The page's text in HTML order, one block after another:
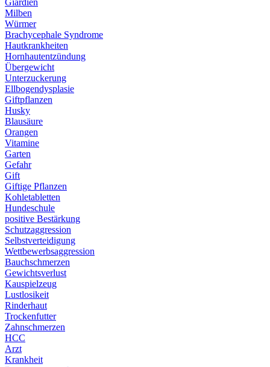
Giardien
Milben
Würmer
Brachycephale Syndrome
Hautkrankheiten
Hornhautentzündung
Übergewicht
Unterzuckerung
Ellbogendysplasie
Giftpflanzen
Husky
Blausäure
Orangen
Vitamine
Garten
Gefahr
Gift
Giftige Pflanzen
Kohletabletten
Hundeschule
positive Bestärkung
Schutzaggression
Selbstverteidigung
Wettbewerbsaggression
Bauchschmerzen
Gewichtsverlust
Kauspielzeug
Lustlosikeit
Rinderhaut
Trockenfutter
Zahnschmerzen
HCC
Arzt
Krankheit